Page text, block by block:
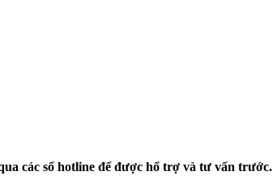
các số hotline để được hổ trợ và tư vấn trước.